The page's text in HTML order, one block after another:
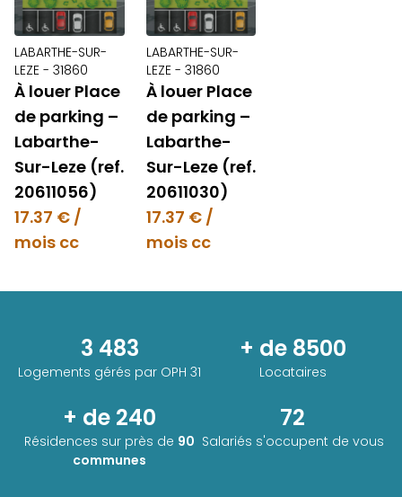
LABARTHE-SUR-
LEZE - 31860
À louer Place
de parking –
Labarthe-
Sur-Leze (ref.
20611056)
17.37 € /
mois cc
LABARTHE-SUR-
LEZE - 31860
À louer Place
de parking –
Labarthe-
Sur-Leze (ref.
20611030)
17.37 € /
mois cc
3 483
Logements gérés par OPH 31
+ de 8500
Locataires
+ de 240
Résidences sur près de 90
communes
72
Salariés s'occupent de vous